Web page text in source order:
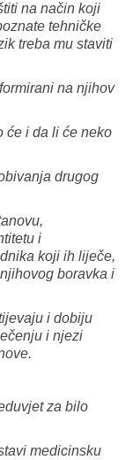
na način koji
tehničke
treba mu staviti
na njihov
će i da li će neko
drugog
i
koji ih liječe,
boravka i
i dobiju
i njezi
za bilo
medicinsku